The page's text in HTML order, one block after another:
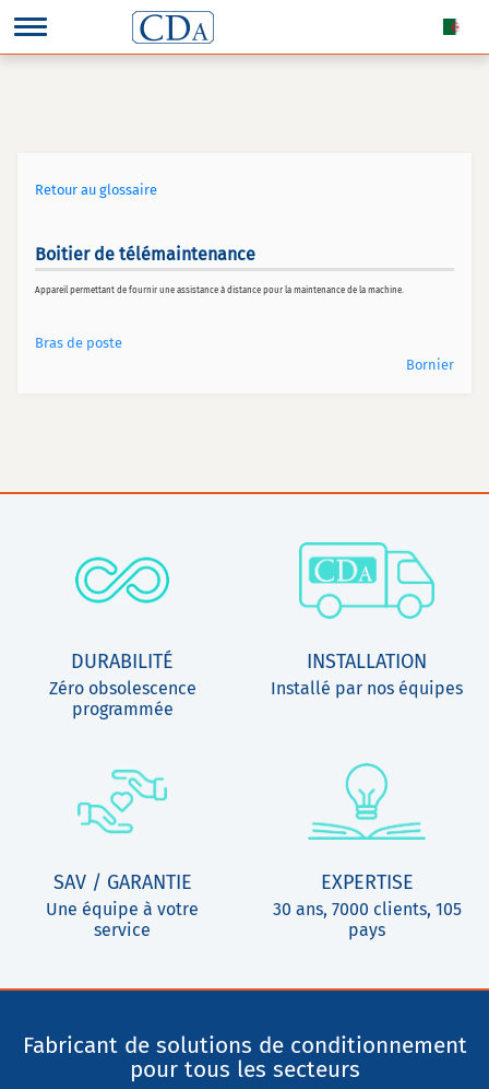
Retour au glossaire
Boitier de télémaintenance
Appareil permettant de fournir une assistance à distance pour la maintenance de la machine.
Bras de poste
Bornier
DURABILITÉ
Zéro obsolescence
programmée
INSTALLATION
Installé par nos équipes
SAV / GARANTIE
Une équipe à votre
service
EXPERTISE
30 ans, 7000 clients, 105
pays
Fabricant de solutions de conditionnement
pour tous les secteurs